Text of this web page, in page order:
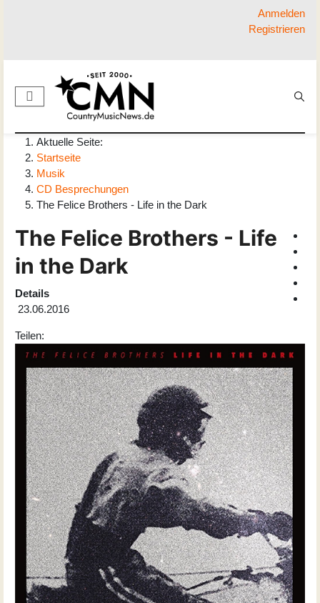
Anmelden
Registrieren
Aktuelle Seite:
Startseite
Musik
CD Besprechungen
The Felice Brothers - Life in the Dark
The Felice Brothers - Life
in the Dark
Details
23.06.2016
Teilen: